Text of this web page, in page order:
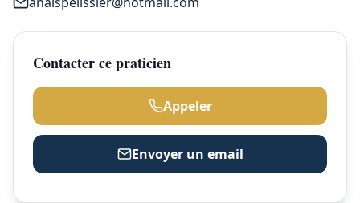
Contacter ce praticien
Appeler
Envoyer un email